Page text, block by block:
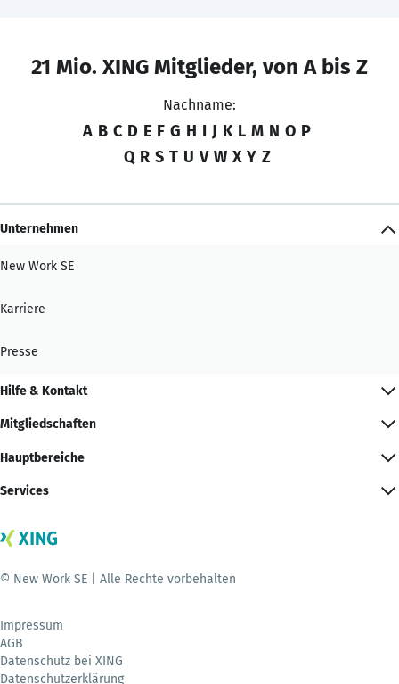
21 Mio. XING Mitglieder, von A bis Z
Nachname:
A B C D E F G H I J K L M N O P
Q R S T U V W X Y Z
Unternehmen
New Work SE
Karriere
Presse
Hilfe & Kontakt
Mitgliedschaften
Hauptbereiche
Services
© New Work SE | Alle Rechte vorbehalten
Impressum
AGB
Datenschutz bei XING
Datenschutzerklärung